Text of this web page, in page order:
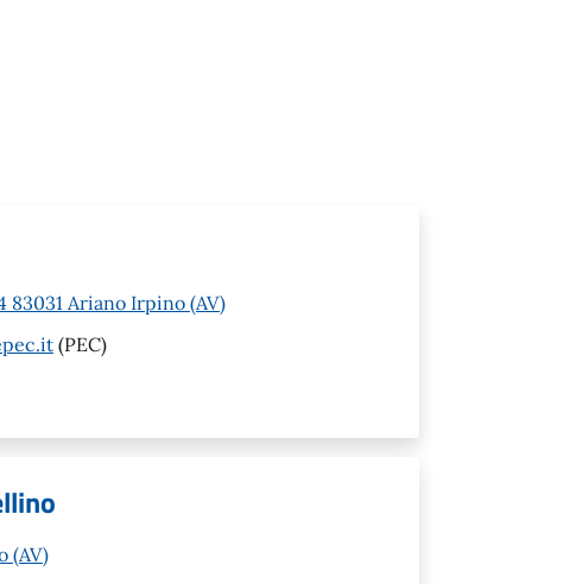
83031 Ariano Irpino (AV)
(PEC)
(AV)